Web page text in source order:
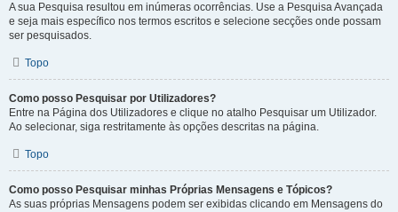
A sua Pesquisa resultou em inúmeras ocorrências. Use a Pesquisa Avançada
e seja mais específico nos termos escritos e selecione secções onde possam
ser pesquisados.
Topo
Como posso Pesquisar por Utilizadores?
Entre na Página dos Utilizadores e clique no atalho Pesquisar um Utilizador.
Ao selecionar, siga restritamente às opções descritas na página.
Topo
Como posso Pesquisar minhas Próprias Mensagens e Tópicos?
As suas próprias Mensagens podem ser exibidas clicando em Mensagens do